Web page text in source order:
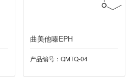
曲美他嗪EPH
产品编号：QMTQ-04